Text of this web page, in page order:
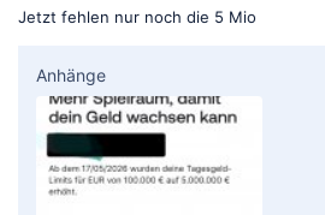
Jetzt fehlen nur noch die 5 Mio
Anhänge